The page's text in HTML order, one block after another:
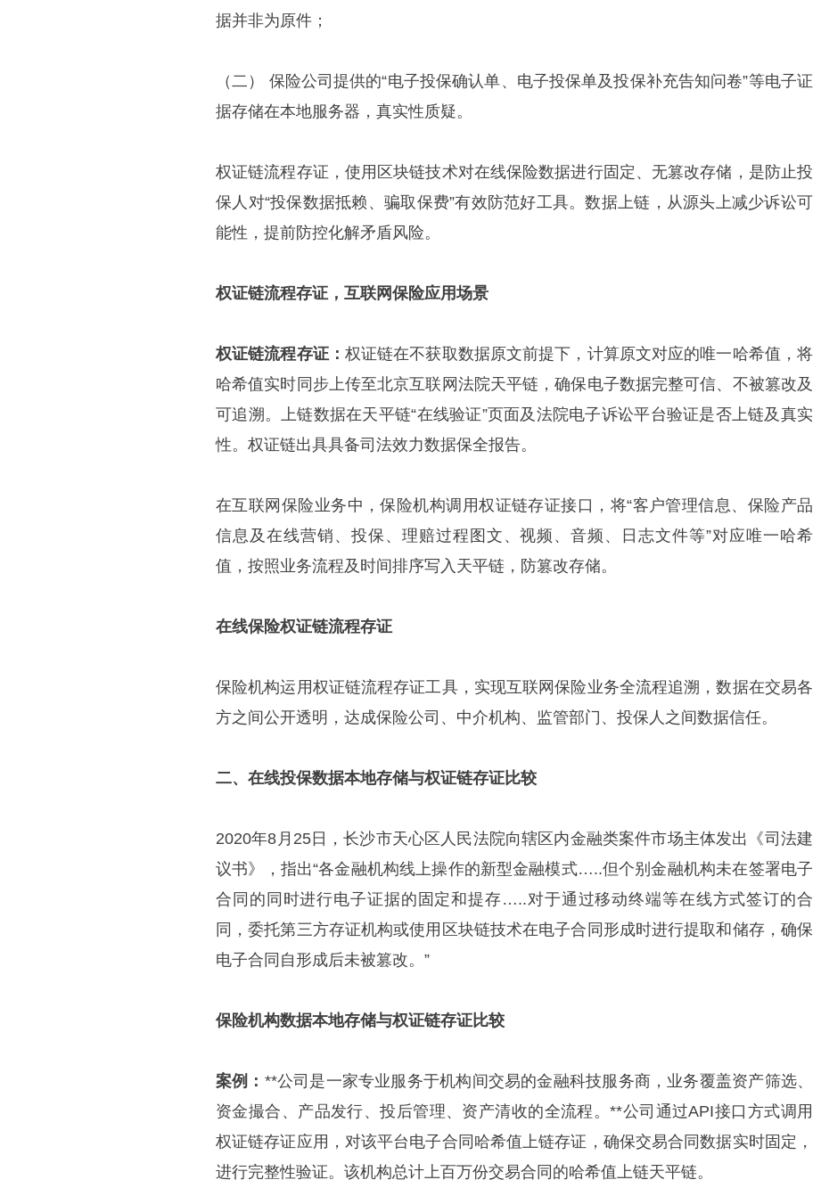
据并非为原件；
（二） 保险公司提供的“电子投保确认单、电子投保单及投保补充告知问卷”等电子证
据存储在本地服务器，真实性质疑。
权证链流程存证，使用区块链技术对在线保险数据进行固定、无篡改存储，是防止投
保人对“投保数据抵赖、骗取保费”有效防范好工具。数据上链，从源头上减少诉讼可
能性，提前防控化解矛盾风险。
权证链流程存证，互联网保险应用场景
权证链流程存证： 权证链在不获取数据原文前提下，计算原文对应的唯一哈希值，将
哈希值实时同步上传至北京互联网法院天平链，确保电子数据完整可信、不被篡改及
可追溯。上链数据在天平链“在线验证”页面及法院电子诉讼平台验证是否上链及真实
性。权证链出具具备司法效力数据保全报告。
在互联网保险业务中，保险机构调用权证链存证接口，将“客户管理信息、保险产品
信息及在线营销、投保、理赔过程图文、视频、音频、日志文件等”对应唯一哈希
值，按照业务流程及时间排序写入天平链，防篡改存储。
在线保险权证链流程存证
保险机构运用权证链流程存证工具，实现互联网保险业务全流程追溯，数据在交易各
方之间公开透明，达成保险公司、中介机构、监管部门、投保人之间数据信任。
二、在线投保数据本地存储与权证链存证比较
2020年8月25日，长沙市天心区人民法院向辖区内金融类案件市场主体发出《司法建
议书》，指出“各金融机构线上操作的新型金融模式…..但个别金融机构未在签署电子
合同的同时进行电子证据的固定和提存…..对于通过移动终端等在线方式签订的合
同，委托第三方存证机构或使用区块链技术在电子合同形成时进行提取和储存，确保
电子合同自形成后未被篡改。”
保险机构数据本地存储与权证链存证比较
案例 ： **公司是一家专业服务于机构间交易的金融科技服务商，业务覆盖资产筛选、
资金撮合、产品发行、投后管理、资产清收的全流程。**公司通过API接口方式调用
权证链存证应用，对该平台电子合同哈希值上链存证，确保交易合同数据实时固定，
进行完整性验证。该机构总计上百万份交易合同的哈希值上链天平链。